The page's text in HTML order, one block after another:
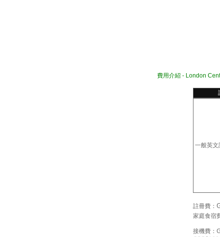
費用介紹 - London
一般英文
註冊費：
家庭食宿
接機費：